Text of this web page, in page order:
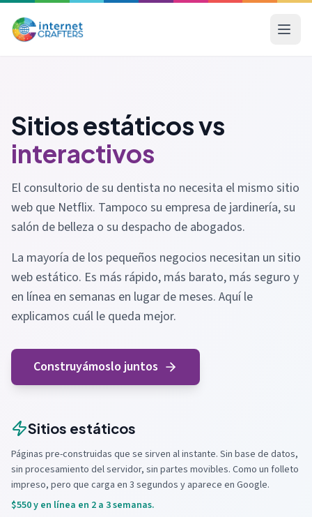
Sitios estáticos vs
interactivos
El consultorio de su dentista no necesita el mismo sitio
web que Netflix. Tampoco su empresa de jardinería, su
salón de belleza o su despacho de abogados.
La mayoría de los pequeños negocios necesitan un sitio
web estático. Es más rápido, más barato, más seguro y
en línea en semanas en lugar de meses. Aquí le
explicamos cuál le queda mejor.
Construyámoslo juntos
Sitios estáticos
Páginas pre-construidas que se sirven al instante. Sin base de datos,
sin procesamiento del servidor, sin partes movibles. Como un folleto
impreso, pero que carga en 3 segundos y aparece en Google.
$550 y en línea en 2 a 3 semanas.